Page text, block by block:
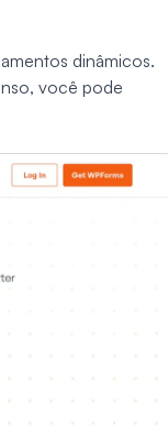
dinâmicos.
você pode